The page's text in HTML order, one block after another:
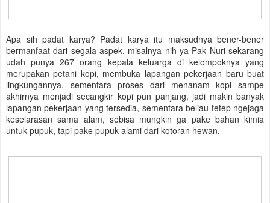
Apa sih padat karya? Padat karya itu maksudnya bener-bener
bermanfaat dari segala aspek, misalnya nih ya Pak Nuri sekarang
udah punya 267 orang kepala keluarga di kelompoknya yang
merupakan petani kopi, membuka lapangan pekerjaan baru buat
lingkungannya, sementara proses dari menanam kopi sampe
akhirnya menjadi secangkir kopi pun panjang, jadi makin banyak
lapangan pekerjaan yang tersedia, sementara beliau tetep ngejaga
keselarasan sama alam, sebisa mungkin ga pake bahan kimia
untuk pupuk, tapi pake pupuk alami dari kotoran hewan.